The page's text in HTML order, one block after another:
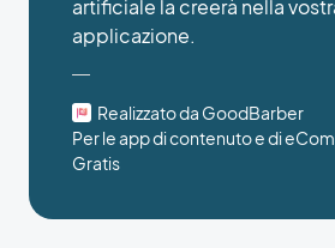
artificiale la creerà nella
applicazione.
Realizzato da GoodBarber
Per le app di contenuto e di
Gratis